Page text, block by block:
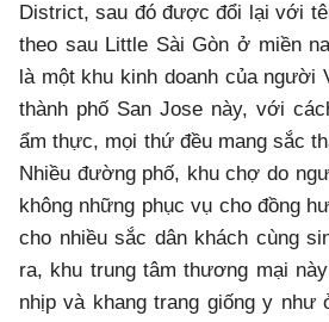
District, sau đó được đổi lại với
theo sau Little Sài Gòn ở miền
là một khu kinh doanh của người
thành phố San Jose này, với
ẩm thực, mọi thứ đều mang sắc
Nhiều đường phố, khu chợ do
không những phục vụ cho đồng
cho nhiều sắc dân khách cùng
ra, khu trung tâm thương mại
nhịp và khang trang giống y như